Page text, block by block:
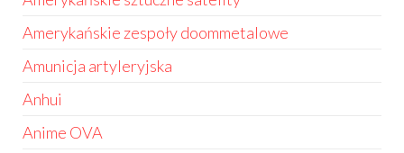
Amerykańskie zespoły doommetalowe
Amunicja artyleryjska
Anhui
Anime OVA